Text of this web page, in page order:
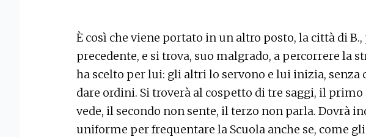
È così che viene portato in un altro posto, la città di
precedente, e si trova, suo malgrado, a percorrere la
ha scelto per lui: gli altri lo servono e lui inizia, senza
dare ordini. Si troverà al cospetto di tre saggi, il
vede, il secondo non sente, il terzo non parla. Dovrà
uniforme per frequentare la Scuola anche se, come